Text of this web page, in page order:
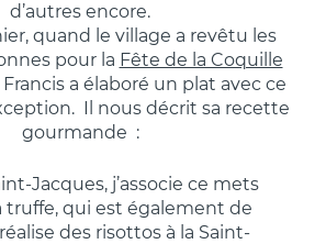
d’autres encore.
quand le village a revêtu les
pour la Fête de la Coquille
Francis a élaboré un plat avec ce
Il nous décrit sa recette
gourmande :
Jacques, j’associe ce mets
truffe, qui est également de
des risottos à la Saint-